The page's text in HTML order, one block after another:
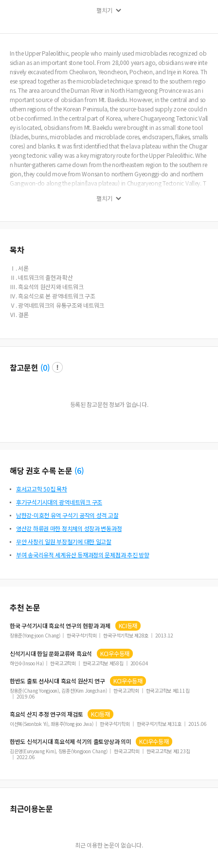
간의 다양한 생존기술과 정보를 공유하였을 것으로 판단된다. 둘째, 한반도 중부지역에
기구석기인은 흑요석을 매개로 하여 경험을 축적하고 이를 공유하면서 서로의 정보와
펼치기
In the Upper Paleolithic, people who mainly used microblades recognized ob
sidian as an important stone tool. From 28,000 years ago, obsidians were inte
nsively excavated from Cheolwon, Yeoncheon, Pocheon, and Inje in Korea. Th
ese spread together as the microblade technique spread to the southern regio
ns. The area around the Duman River in North Hamgyeong Province was an i
mportant source of obsidian from Mt. Baekdu. However, in the central and so
uthern regions of the Korean Peninsula, the source-based supply zone could n
ot be confirmed. In the central part of Korea, where Chugaryeong Tectonic Vall
ey is located, obsidians from Mt. Baekdu were brought in as small stone tool
(blades, burins, microblades and microblade cores, endscrapers, flakes, smalls
cores) and blanks. It was first identified that the lava plateau within the Chugar
yeong tectonic valley was a key migratory route for the Upper Paleolithic. Whe
n hunter-gatherers came down from the northeastern region to the southern re
gion, they could move from Wonsan to northern Gyeonggi-do and northern
Gangwon-do along the plain(lava plateau) in Chugaryeong Tectonic Valley. T
was an important way. This area was the ‘Path of Chugaryeong Tectonic Valle
ast route) in the obsidian route of Mt. Baekdu, and the Cheolwon route could
First, people in Upper Paleolithic shared various survival skills and information
the Korean Peninsula, the widearea network centered on the Chugaryeong tect
onic valley was more developed than in other regions. It is presumed that peo
ple of the Upper Paleolithic accumulated experiences through obsidian and cr
eated an intangible space where they could communicate information while s
haring it.
펼치기
목차
Ⅰ. 서론
Ⅱ. 네트워크의 출현과 확산
Ⅲ. 흑요석의 원산지와 네트워크
Ⅳ. 흑요석으로 본 광역네트워크 구조
Ⅴ. 광역네트워크의 유통구조와 네트워크
Ⅵ. 결론
참고문헌 (0)
등록된 참고문헌 정보가 없습니다.
해당 권호 수록 논문 (6)
호서고고학 50집 목차
후기구석기시대의 광역네트워크 구조
남한강-미호천 유역 구석기 공작의 성격 고찰
영산강 하류권 마한 정치체의 성장과 변동과정
무안 사창리 일원 부장철기에 대한 일고찰
부여 송국리유적 세계유산 등재과정의 문제점과 추진 방향
추천 논문
한국 구석기시대 흑요석연구의 현황과 과제 KCI등재
장용준(Yong-joon Chang) 한국구석기학회 한국구석기학보 제28호 2013.12
신석기시대 한일 문화교류와 흑요석 KCI우수등재
하인수(Insoo Ha) 한국고고학회 한국고고학보 제58집 2006.04
한반도 출토 선사시대 흑요석 원산지 연구 KCI우수등재
장용준(Chang Yongjoon), 김종찬(Kim Jongchan) 한국고고학회
한국고고학보 제111집
2019.06
흑요석 산지 추정 연구의 재검토 KCI등재
이선복(Seonbok Yi), 좌용주(Yong-joo Jwa) 한국구석기학회 한국구석기학보 제31호 2015.06
한반도 신석기시대 흑요석제 석기의 출토양상과 의미 KCI우수등재
김은영(Eunyoung Kim), 장용준(Yongjoon Chang) 한국고고학회
한국고고학보 제123집
2022.06
최근이용논문
최근 이용한 논문이 없습니다.